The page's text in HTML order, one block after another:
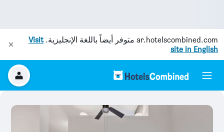
ar.hotelscombined.com متوفر أيضاً باللغة الإنجليزية.Visit
site in English